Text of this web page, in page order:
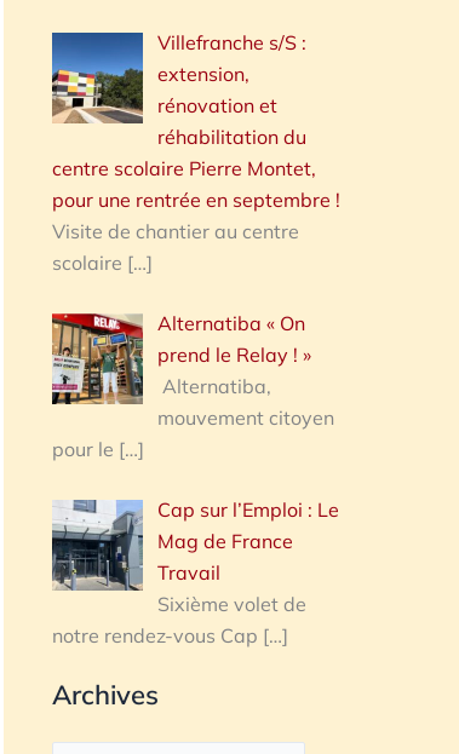
Villefranche s/S :
extension,
rénovation et
réhabilitation du
centre scolaire Pierre Montet,
pour une rentrée en septembre !
Visite de chantier au centre
scolaire […]
Alternatiba « On
prend le Relay ! »
Alternatiba,
mouvement citoyen
pour le […]
Cap sur l’Emploi : Le
Mag de France
Travail
Sixième volet de
notre rendez-vous Cap […]
Archives